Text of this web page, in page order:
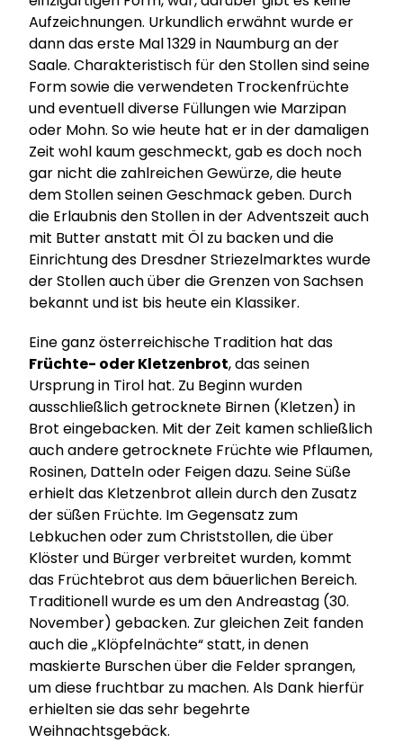
Aufzeichnungen. Urkundlich erwähnt wurde er
dann das erste Mal 1329 in Naumburg an der
Saale. Charakteristisch für den Stollen sind seine
Form sowie die verwendeten Trockenfrüchte
und eventuell diverse Füllungen wie Marzipan
oder Mohn. So wie heute hat er in der damaligen
Zeit wohl kaum geschmeckt, gab es doch noch
gar nicht die zahlreichen Gewürze, die heute
dem Stollen seinen Geschmack geben. Durch
die Erlaubnis den Stollen in der Adventszeit auch
mit Butter anstatt mit Öl zu backen und die
Einrichtung des Dresdner Striezelmarktes wurde
der Stollen auch über die Grenzen von Sachsen
bekannt und ist bis heute ein Klassiker.
Eine ganz österreichische Tradition hat das
Früchte- oder Kletzenbrot, das seinen
Ursprung in Tirol hat. Zu Beginn wurden
ausschließlich getrocknete Birnen (Kletzen) in
Brot eingebacken. Mit der Zeit kamen schließlich
auch andere getrocknete Früchte wie Pflaumen,
Rosinen, Datteln oder Feigen dazu. Seine Süße
erhielt das Kletzenbrot allein durch den Zusatz
der süßen Früchte. Im Gegensatz zum
Lebkuchen oder zum Christstollen, die über
Klöster und Bürger verbreitet wurden, kommt
das Früchtebrot aus dem bäuerlichen Bereich.
Traditionell wurde es um den Andreastag (30.
November) gebacken. Zur gleichen Zeit fanden
auch die „Klöpfelnächte“ statt, in denen
maskierte Burschen über die Felder sprangen,
um diese fruchtbar zu machen. Als Dank hierfür
erhielten sie das sehr begehrte
Weihnachtsgebäck.